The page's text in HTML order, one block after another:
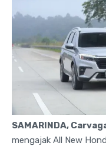
SAMARINDA,
mengajak All New